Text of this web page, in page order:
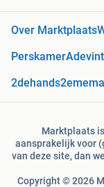
Over Marktplaats
Perskamer
2dehands
Marktplaats
aansprakelijk voor
van deze site, dan
Copyright © 2026